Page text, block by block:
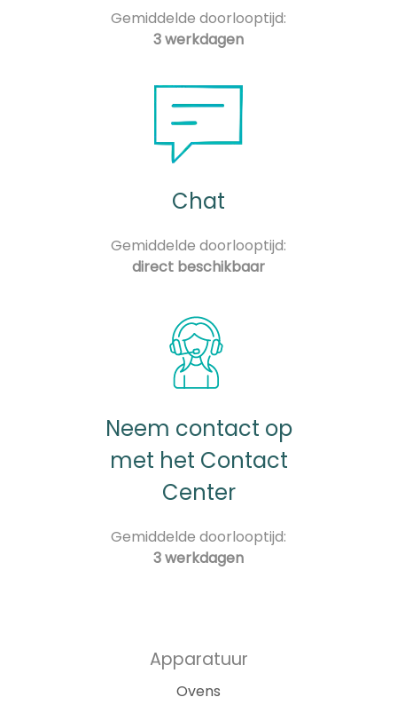
Gemiddelde doorlooptijd:
3 werkdagen
Chat
Gemiddelde doorlooptijd:
direct beschikbaar
Neem contact op
met het Contact
Center
Gemiddelde doorlooptijd:
3 werkdagen
Apparatuur
Ovens